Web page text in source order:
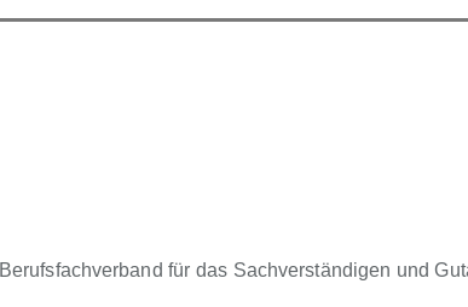
für das Sachverständigen und